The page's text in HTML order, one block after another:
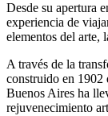
Desde su apertura
experiencia de
elementos del arte,
A través de la
construido en 1902
Buenos Aires ha
rejuvenecimiento